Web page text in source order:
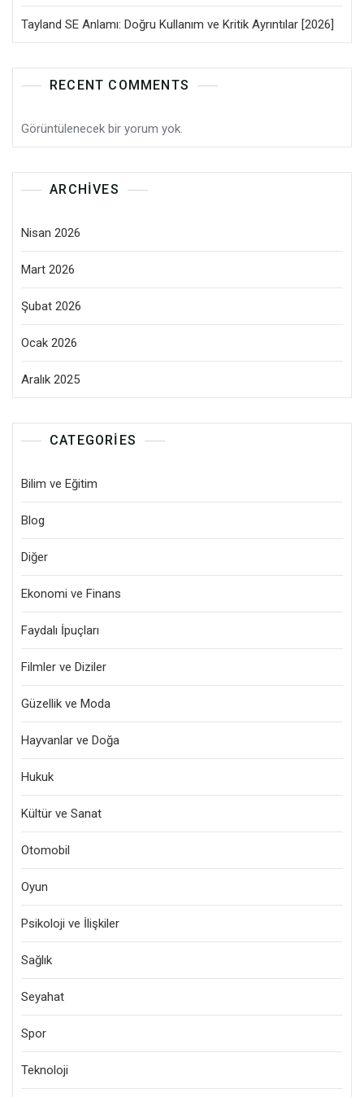
Tayland SE Anlamı: Doğru Kullanım ve Kritik Ayrıntılar [2026]
RECENT COMMENTS
Görüntülenecek bir yorum yok.
ARCHIVES
Nisan 2026
Mart 2026
Şubat 2026
Ocak 2026
Aralık 2025
CATEGORIES
Bilim ve Eğitim
Blog
Diğer
Ekonomi ve Finans
Faydalı İpuçları
Filmler ve Diziler
Güzellik ve Moda
Hayvanlar ve Doğa
Hukuk
Kültür ve Sanat
Otomobil
Oyun
Psikoloji ve İlişkiler
Sağlık
Seyahat
Spor
Teknoloji